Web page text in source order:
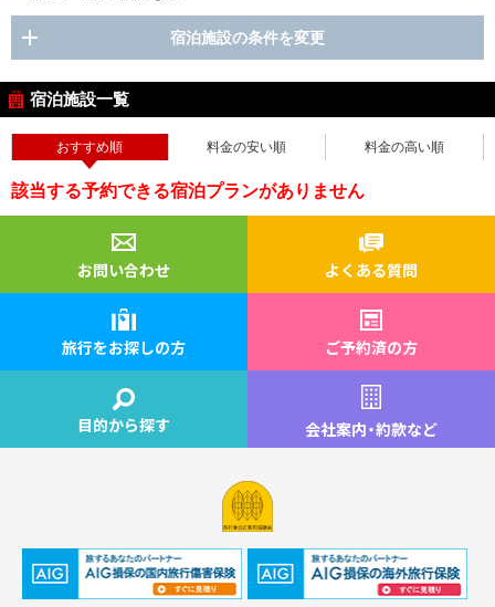
宿泊施設の条件を変更
宿泊施設一覧
おすすめ順 料金の安い順 料金の高い順
該当する予約できる宿泊プランがありません
お問い合わせ よくある質問
旅行をお探しの方 ご予約済の方
目的から探す 会社案内・約款など